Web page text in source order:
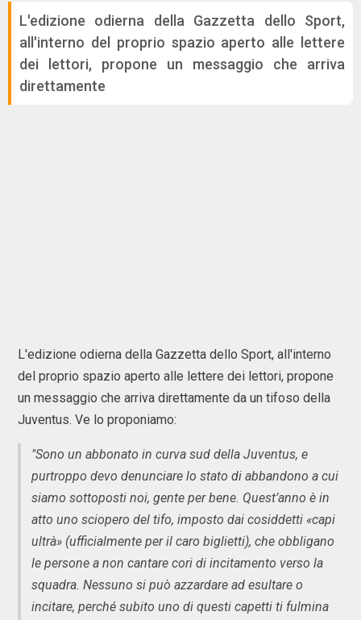
L'edizione odierna della Gazzetta dello Sport,
all'interno del proprio spazio aperto alle lettere
dei lettori, propone un messaggio che arriva
direttamente
L'edizione odierna della Gazzetta dello Sport, all'interno
del proprio spazio aperto alle lettere dei lettori, propone
un messaggio che arriva direttamente da un tifoso della
Juventus. Ve lo proponiamo:
"Sono un abbonato in curva sud della Juventus, e
purtroppo devo denunciare lo stato di abbandono a cui
siamo sottoposti noi, gente per bene. Quest’anno è in
atto uno sciopero del tifo, imposto dai cosiddetti «capi
ultrà» (ufficialmente per il caro biglietti), che obbligano
le persone a non cantare cori di incitamento verso la
squadra. Nessuno si può azzardare ad esultare o
incitare, perché subito uno di questi capetti ti fulmina